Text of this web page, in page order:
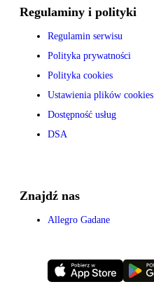
Regulaminy i polityki
Regulamin serwisu
Polityka prywatności
Polityka cookies
Ustawienia plików cookies
Dostępność usług
DSA
Znajdź nas
Allegro Gadane